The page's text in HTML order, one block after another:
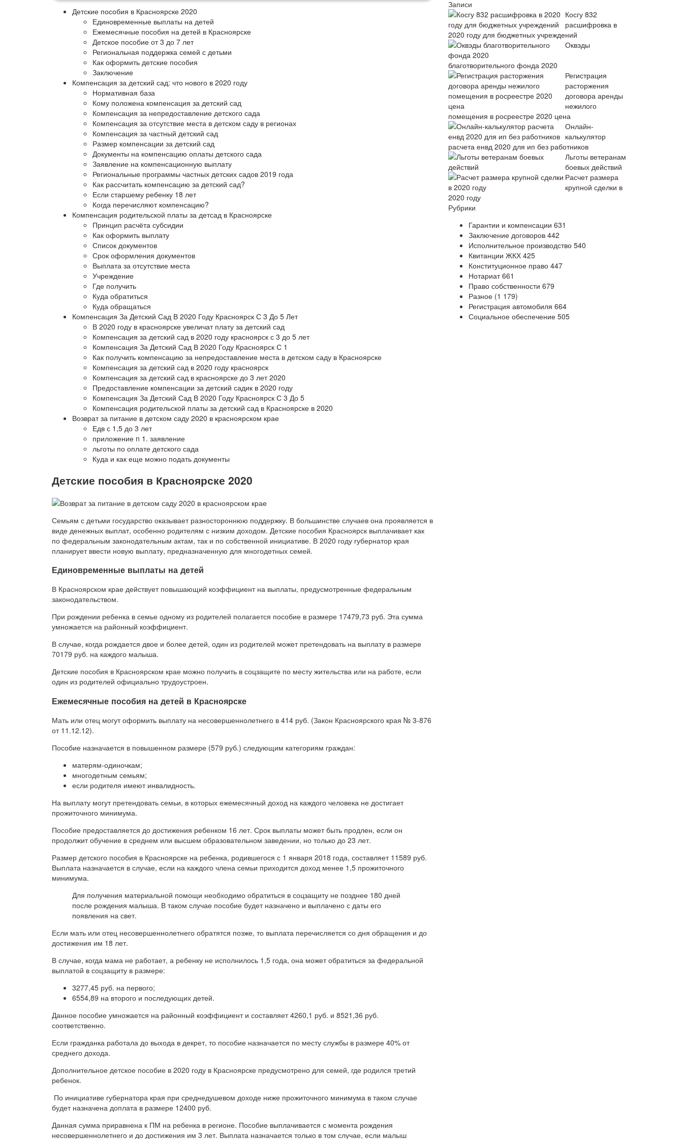
Детские пособия в Красноярске 2020
Единовременные выплаты на детей
Ежемесячные пособия на детей в Красноярске
Детское пособие от 3 до 7 лет
Региональная поддержка семей с детьми
Как оформить детские пособия
Заключение
Компенсация за детский сад: что нового в 2020 году
Нормативная база
Кому положена компенсация за детский сад
Компенсация за непредоставление детского сада
Компенсация за отсутствие места в детском саду в регионах
Компенсация за частный детский сад
Размер компенсации за детский сад
Документы на компенсацию оплаты детского сада
Заявление на компенсационную выплату
Региональные программы частных детских садов 2019 года
Как рассчитать компенсацию за детский сад?
Если старшему ребенку 18 лет
Когда перечисляют компенсацию?
Компенсация родительской платы за детсад в Красноярске
Принцип расчёта субсидии
Как оформить выплату
Список документов
Срок оформления документов
Выплата за отсутствие места
Учреждение
Где получить
Куда обратиться
Куда обращаться
Компенсация За Детский Сад В 2020 Году Красноярск С 3 До 5 Лет
В 2020 году в красноярске увеличат плату за детский сад
Компенсация за детский сад в 2020 году красноярск с 3 до 5 лет
Компенсация За Детский Сад В 2020 Году Красноярск С 1
Как получить компенсацию за непредоставление места в детском саду в Красноярске
Компенсация за детский сад в 2020 году красноярск
Компенсация за детский сад в красноярске до 3 лет 2020
Предоставление компенсации за детский садик в 2020 году
Компенсация За Детский Сад В 2020 Году Красноярск С 3 До 5
Компенсация родительской платы за детский сад в Красноярске в 2020
Возврат за питание в детском саду 2020 в красноярском крае
Едв с 1,5 до 3 лет
приложение n 1. заявление
льготы по оплате детского сада
Куда и как еще можно подать документы
Детские пособия в Красноярске 2020
Семьям с детьми государство оказывает разностороннюю поддержку. В большинстве случаев она проявляется в
виде денежных выплат, особенно родителям с низким доходом. Детские пособия Красноярск выплачивает как
по федеральным законодательным актам, так и по собственной инициативе. В 2020 году губернатор края
планирует ввести новую выплату, предназначенную для многодетных семей.
Единовременные выплаты на детей
В Красноярском крае действует повышающий коэффициент на выплаты, предусмотренные федеральным
законодательством.
При рождении ребенка в семье одному из родителей полагается пособие в размере 17479,73 руб. Эта сумма
умножается на районный коэффициент.
В случае, когда рождается двое и более детей, один из родителей может претендовать на выплату в размере
70179 руб. на каждого малыша.
Детские пособия в Красноярском крае можно получить в соцзащите по месту жительства или на работе, если
один из родителей официально трудоустроен.
Ежемесячные пособия на детей в Красноярске
Мать или отец могут оформить выплату на несовершеннолетнего в 414 руб. (Закон Красноярского края № 3-876
от 11.12.12).
Пособие назначается в повышенном размере (579 руб.) следующим категориям граждан:
матерям-одиночкам;
многодетным семьям;
если родителя имеют инвалидность.
На выплату могут претендовать семьи, в которых ежемесячный доход на каждого человека не достигает
прожиточного минимума.
Пособие предоставляется до достижения ребенком 16 лет. Срок выплаты может быть продлен, если он
продолжит обучение в среднем или высшем образовательном заведении, но только до 23 лет.
Размер детского пособия в Красноярске на ребенка, родившегося с 1 января 2018 года, составляет 11589 руб.
Выплата назначается в случае, если на каждого члена семьи приходится доход менее 1,5 прожиточного
минимума.
Для получения материальной помощи необходимо обратиться в соцзащиту не позднее 180 дней
после рождения малыша. В таком случае пособие будет назначено и выплачено с даты его
появления на свет.
Если мать или отец несовершеннолетнего обратятся позже, то выплата перечисляется со дня обращения и до
достижения им 18 лет.
В случае, когда мама не работает, а ребенку не исполнилось 1,5 года, она может обратиться за федеральной
выплатой в соцзащиту в размере:
3277,45 руб. на первого;
6554,89 на второго и последующих детей.
Данное пособие умножается на районный коэффициент и составляет 4260,1 руб. и 8521,36 руб.
соответственно.
Если гражданка работала до выхода в декрет, то пособие назначается по месту службы в размере 40% от
среднего дохода.
Дополнительное детское пособие в 2020 году в Красноярске предусмотрено для семей, где родился третий
ребенок.
По инициативе губернатора края при среднедушевом доходе ниже прожиточного минимума в таком случае
будет назначена доплата в размере 12400 руб.
Данная сумма приравнена к ПМ на ребенка в регионе. Пособие выплачивается с момента рождения
несовершеннолетнего и до достижения им 3 лет. Выплата назначается только в том случае, если малыш
Записи
Косгу 832
расшифровка в
2020 году для бюджетных учреждений
Оквэды
благотворительного фонда 2020
Регистрация
расторжения
договора аренды
нежилого
помещения в росреестре 2020 цена
Онлайн-
калькулятор
расчета енвд 2020 для ип без работников
Льготы ветеранам
боевых действий
Расчет размера
крупной сделки в
2020 году
Рубрики
Гарантии и компенсации 631
Заключение договоров 442
Исполнительное производство 540
Квитанции ЖКХ 425
Конституционное право 447
Нотариат661
Право собственности 679
Разное (1 179)
Регистрация автомобиля 664
Социальное обеспечение 505